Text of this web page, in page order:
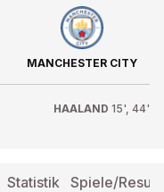
MANCHESTER CITY
HAALAND 15', 44'
Statistik Spiele/